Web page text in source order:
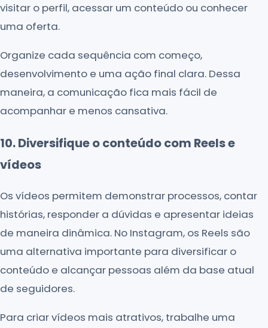
visitar o perfil, acessar um conteúdo ou conhecer
uma oferta.
Organize cada sequência com começo,
desenvolvimento e uma ação final clara. Dessa
maneira, a comunicação fica mais fácil de
acompanhar e menos cansativa.
10. Diversifique o conteúdo com Reels e
vídeos
Os vídeos permitem demonstrar processos, contar
histórias, responder a dúvidas e apresentar ideias
de maneira dinâmica. No Instagram, os Reels são
uma alternativa importante para diversificar o
conteúdo e alcançar pessoas além da base atual
de seguidores.
Para criar vídeos mais atrativos, trabalhe uma